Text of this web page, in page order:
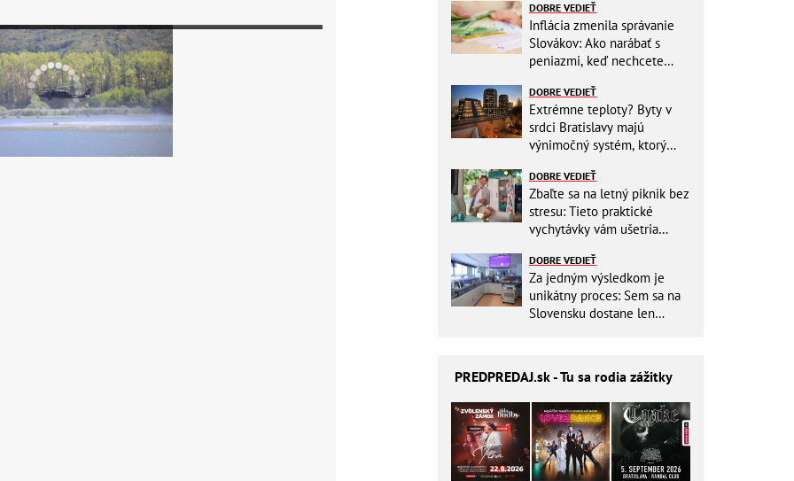
DOBRE VEDIEŤ
Inflácia zmenila správanie
Slovákov: Ako narábať s
peniazmi, keď nechcete
DOBRE VEDIEŤ
Extrémne teploty? Byty v
srdci Bratislavy majú
výnimočný systém, ktorý
DOBRE VEDIEŤ
Zbaľte sa na letný piknik bez
stresu: Tieto praktické
vychytávky vám ušetria
DOBRE VEDIEŤ
Za jedným výsledkom je
unikátny proces: Sem sa na
Slovensku dostane len
PREDPREDAJ.sk - Tu sa rodia zážitky